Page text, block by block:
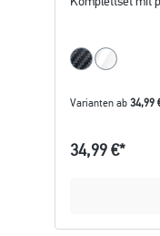
Varianten ab 34,99
34,99 €*